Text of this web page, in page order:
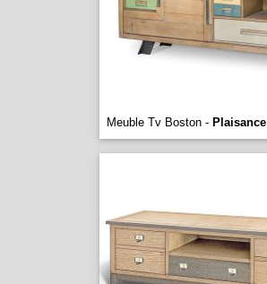
Meuble Tv Boston - Plaisance